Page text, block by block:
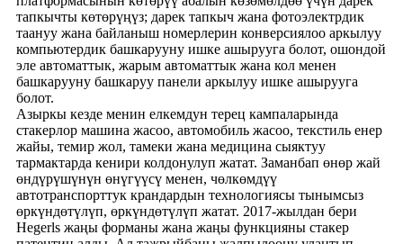
тапкычты көтөрүңүз; дарек тапкыч жана фотоэлектрдик
таануу жана байланыш номерлерин конверсиялоо аркылуу
компьютердик башкарууну ишке ашырууга болот, ошондой
эле автоматтык, жарым автоматтык жана кол менен
башкарууну башкаруу панели аркылуу ишке ашырууга
болот.
Азыркы кезде менин елкемдун терец кампаларында
стакерлор машина жасоо, автомобиль жасоо, текстиль енер
жайы, темир жол, тамеки жана медицина сыяктуу
тармактарда кенири колдонулуп жатат. Заманбап өнөр жай
өндүрүшүнүн өнүгүүсү менен, чөлкөмдүү
автотранспорттук крандардын технологиясы тынымсыз
өркүндөтүлүп, өркүндөтүлүп жатат. 2017-жылдан бери
Hegerls жаңы форманы жана жаңы функцияны стакер